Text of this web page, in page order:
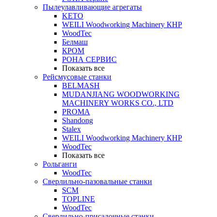
Пылеулавливающие агрегаты
KETO
WEILI Woodworking Machinery КНР
WoodTec
Белмаш
КРОМ
РОНА СЕРВИС
Показать все
Рейсмусовые станки
BELMASH
MUDANJIANG WOODWORKING
MACHINERY WORKS CO., LTD
PROMA
Shandong
Stalex
WEILI Woodworking Machinery КНР
WoodTec
Показать все
Рольганги
WoodTec
Сверлильно-пазовальные станки
SCM
TOPLINE
WoodTec